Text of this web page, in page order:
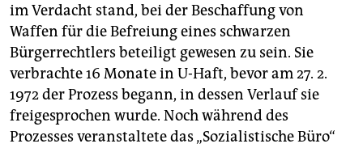
im Verdacht stand, bei der Beschaffung von
Waffen für die Befreiung eines schwarzen
Bürgerrechtlers beteiligt gewesen zu sein. Sie
verbrachte 16 Monate in U-Haft, bevor am 27. 2.
1972 der Prozess begann, in dessen Verlauf sie
freigesprochen wurde. Noch während des
Prozesses veranstaltete das „Sozialistische Büro“